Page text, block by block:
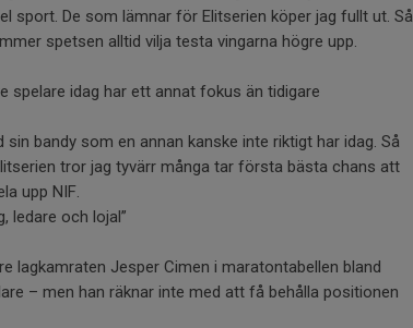
sport. De som lämnar för Elitserien köper jag fullt ut. Så
spetsen alltid vilja testa vingarna högre upp.
spelare idag har ett annat fokus än tidigare
sin bandy som en annan kanske inte riktigt har idag. Så
tror jag tyvärr många tar första bästa chans att
upp NIF.
ledare och lojal”
lagkamraten Jesper Cimen i maratontabellen bland
– men han räknar inte med att få behålla positionen